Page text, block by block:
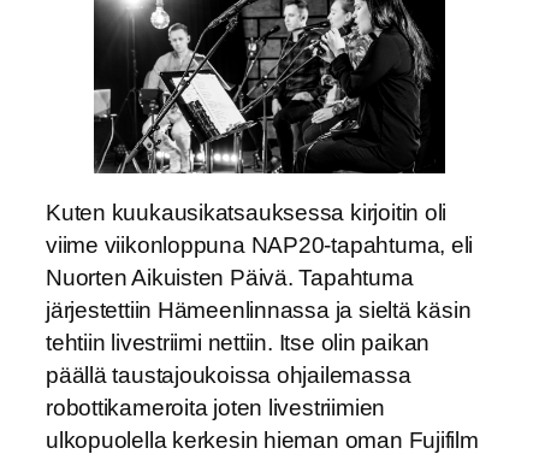
Kuten kuukausikatsauksessa kirjoitin oli
viime viikonloppuna NAP20-tapahtuma, eli
Nuorten Aikuisten Päivä. Tapahtuma
järjestettiin Hämeenlinnassa ja sieltä käsin
tehtiin livestriimi nettiin. Itse olin paikan
päällä taustajoukoissa ohjailemassa
robottikameroita joten livestriimien
ulkopuolella kerkesin hieman oman Fujifilm